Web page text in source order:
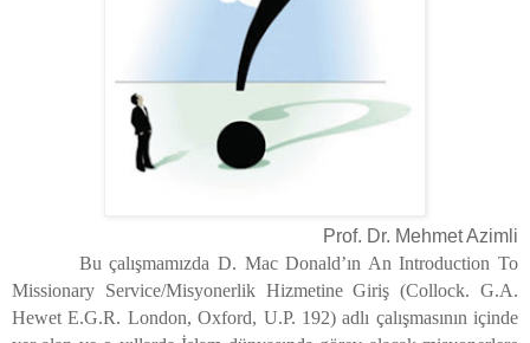
Prof. Dr. Mehmet Azimli
Bu çalışmamızda D. Mac Donald’ın An Introduction To
Missionary Service/Misyonerlik Hizmetine Giriş (Collock. G.A.
Hewet E.G.R. London, Oxford, U.P. 192) adlı çalışmasının içinde